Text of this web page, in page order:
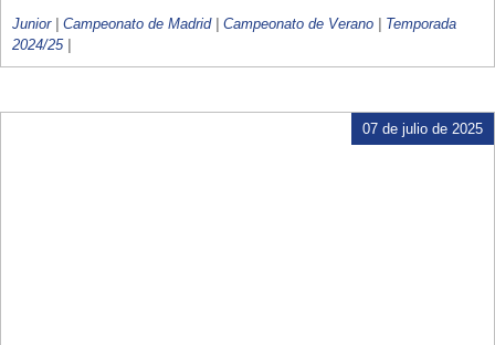
Junior| Campeonato de Madrid| Campeonato de Verano | Temporada
2024/25|
07 de julio de 2025